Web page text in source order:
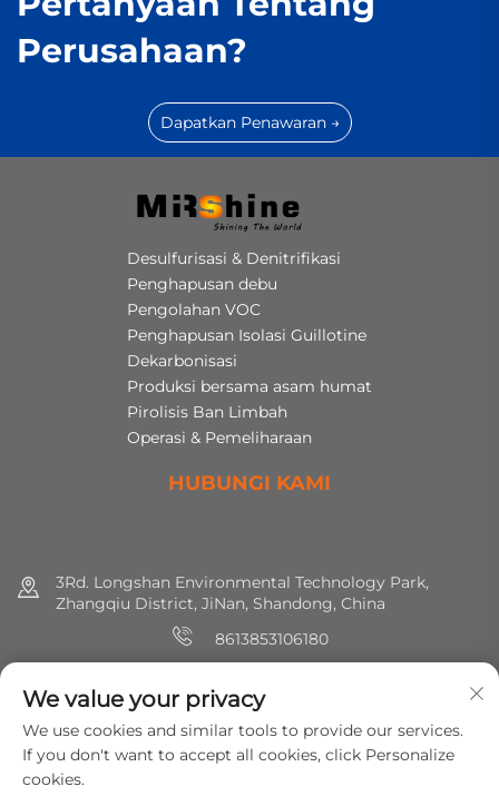
Perusahaan?
Dapatkan Penawaran →
Desulfurisasi & Denitrifikasi
Penghapusan debu
Pengolahan VOC
Penghapusan Isolasi Guillotine
Dekarbonisasi
Produksi bersama asam humat
Pirolisis Ban Limbah
Operasi & Pemeliharaan
HUBUNGI KAMI
3Rd. Longshan Environmental Technology Park,
Zhangqiu District, JiNan, Shandong, China
8613853106180
[email protected]
We value your privacy
We use cookies and similar tools to provide our services.
If you don't want to accept all cookies, click Personalize
cookies.